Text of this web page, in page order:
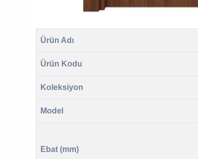
Ürün Adı
Ürün Kodu
Koleksiyon
Model
Ebat (mm)